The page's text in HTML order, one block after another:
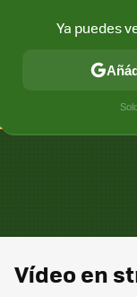
CONECTIVIDAD
Vídeo en
Ya puedes